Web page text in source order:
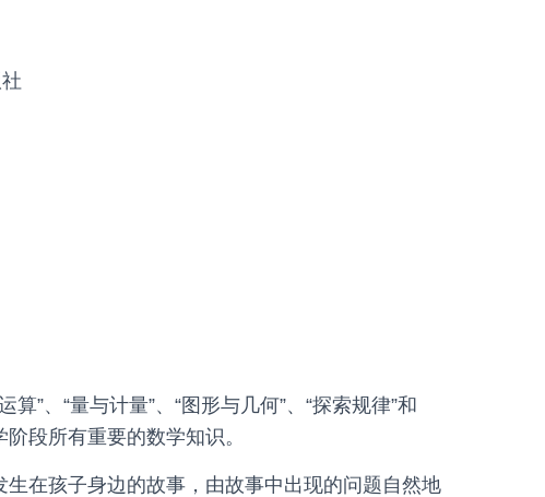
”、“量与计量”、“图形与几何”、“探索规律”和
段所有重要的数学知识。
生在孩子身边的故事，由故事中出现的问题自然地